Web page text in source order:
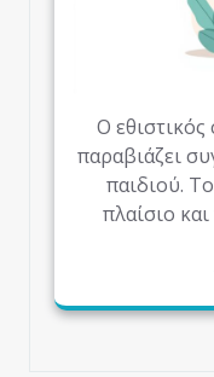
Ο
παραβιάζει
παιδιού.
πλαίσιο